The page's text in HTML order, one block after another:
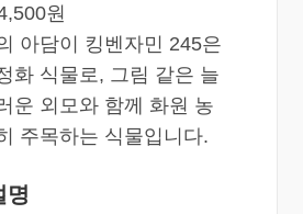
원
아담이 킹벤자민 245은
화 식물로, 그림 같은 늘
운 외모와 함께 화원 농
주목하는 식물입니다.
명